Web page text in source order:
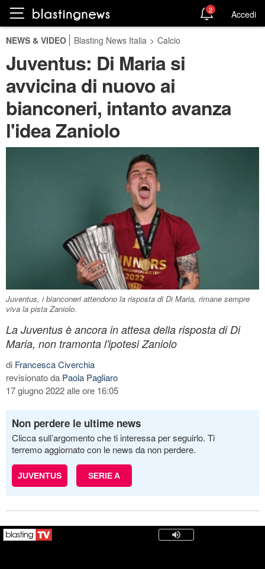
2 Accedi
NEWS & VIDEO Blasting News Italia > Calcio
Juventus: Di Maria si
avvicina di nuovo ai
bianconeri, intanto avanza
l'idea Zaniolo
Juventus, i bianconeri attendono la risposta di Di Maria, rimane sempre
viva la pista Zaniolo.
La Juventus è ancora in attesa della risposta di Di
Maria, non tramonta l'ipotesi Zaniolo
di Francesca Civerchia
revisionato da Paola Pagliaro
17 giugno 2022 alle ore 16:05
Non perdere le ultime news
Clicca sull’argomento che ti interessa per seguirlo. Ti
terremo aggiornato con le news da non perdere.
JUVENTUS SERIE A